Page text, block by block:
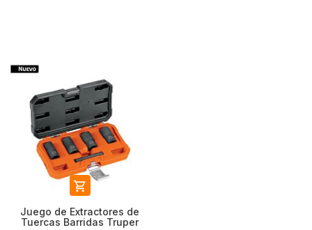

Juego de Extractores de
Tuercas Barridas Truper